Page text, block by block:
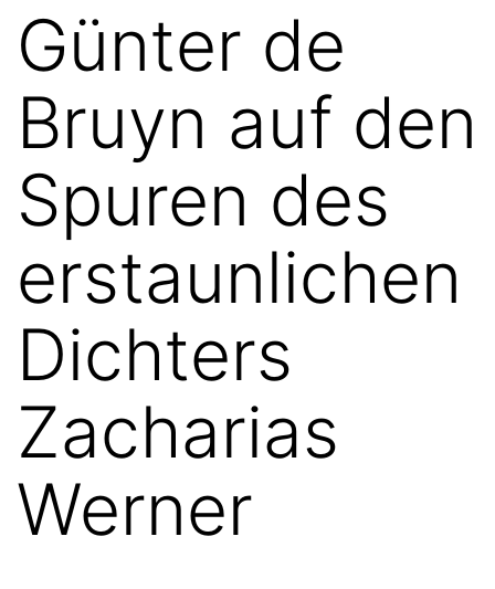
Günter de
Bruyn auf den
Spuren des
erstaunlichen
Dichters
Zacharias
Werner